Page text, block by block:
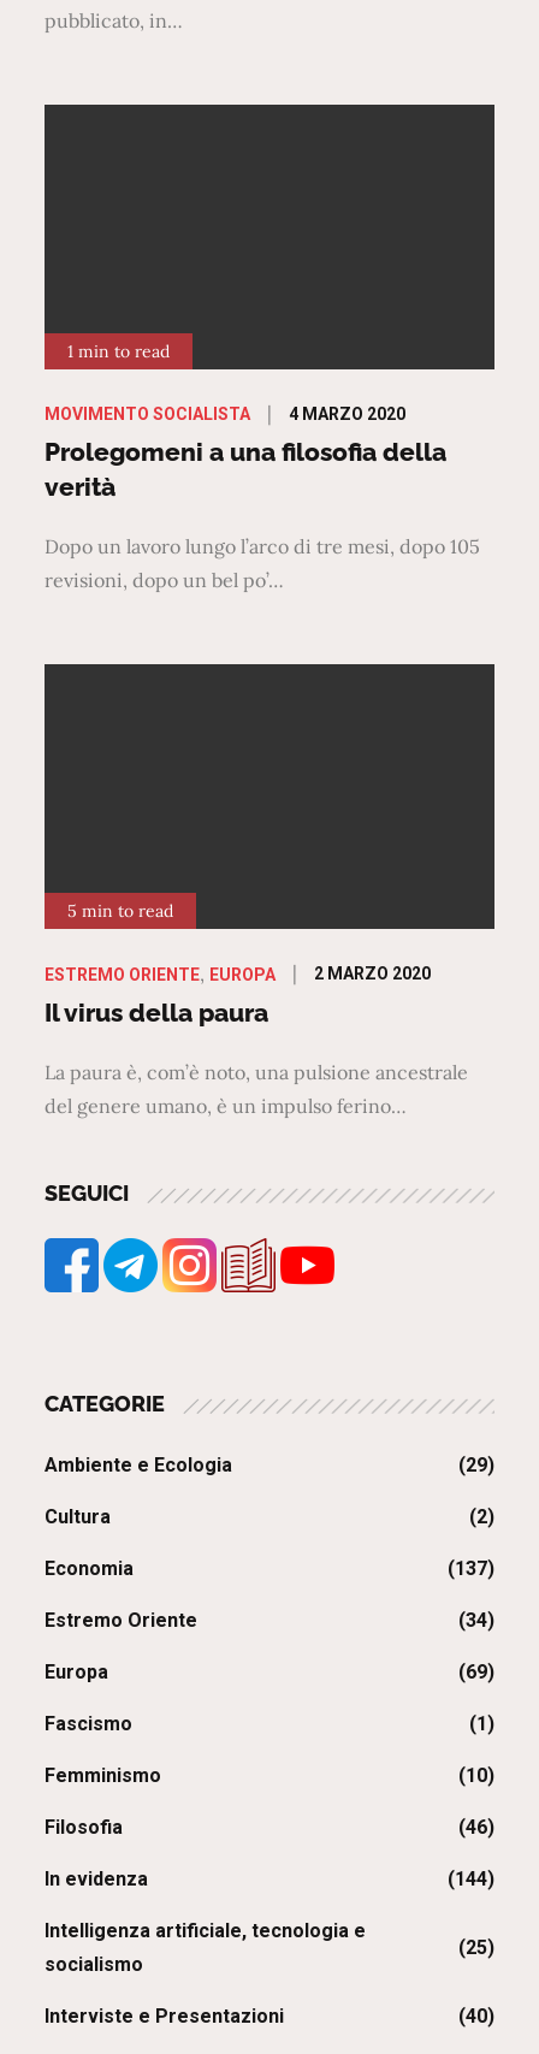
pubblicato, in…
1 min to read
MOVIMENTO SOCIALISTA
Posted
on
4 MARZO 2020
Prolegomeni a una filosofia della
verità
Dopo un lavoro lungo l’arco di tre mesi, dopo 105
revisioni, dopo un bel po’…
5 min to read
ESTREMO ORIENTE EUROPA
Posted
2 MARZO 2020
Il virus della paura
La paura è, com’è noto, una pulsione ancestrale
del genere umano, è un impulso ferino…
SEGUICI
CATEGORIE
Ambiente e Ecologia (29)
Cultura (2)
Economia (137)
Estremo Oriente (34)
Europa (69)
Fascismo (1)
Femminismo (10)
Filosofia (46)
In evidenza (144)
Intelligenza artificiale, tecnologia e
socialismo
(25)
Interviste e Presentazioni (40)